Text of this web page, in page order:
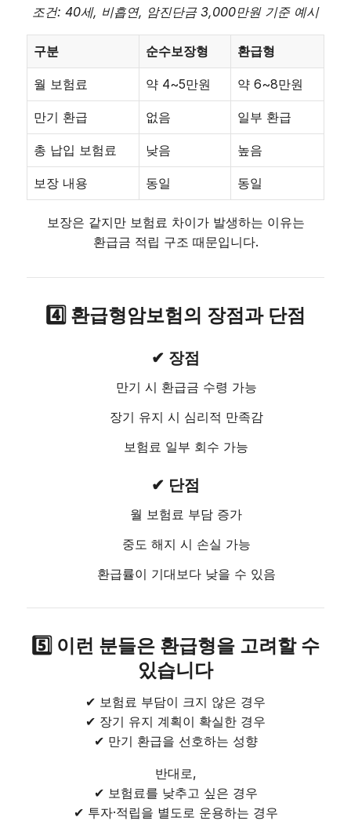
조건: 40세, 비흡연, 암진단금 3,000만원 기준 예시
구분 순수보장형 환급형
월 보험료 약 4~5만원 약 6~8만원
만기 환급 없음 일부 환급
총 납입 보험료 낮음 높음
보장 내용 동일 동일
보장은 같지만 보험료 차이가 발생하는 이유는
환급금 적립 구조 때문입니다.
4️⃣ 환급형암보험의 장점과 단점
✔ 장점
만기 시 환급금 수령 가능
장기 유지 시 심리적 만족감
보험료 일부 회수 가능
✔ 단점
월 보험료 부담 증가
중도 해지 시 손실 가능
환급률이 기대보다 낮을 수 있음
5️⃣ 이런 분들은 환급형을 고려할 수
있습니다
✔ 보험료 부담이 크지 않은 경우
✔ 장기 유지 계획이 확실한 경우
✔ 만기 환급을 선호하는 성향
반대로,
✔ 보험료를 낮추고 싶은 경우
✔ 투자·적립을 별도로 운용하는 경우